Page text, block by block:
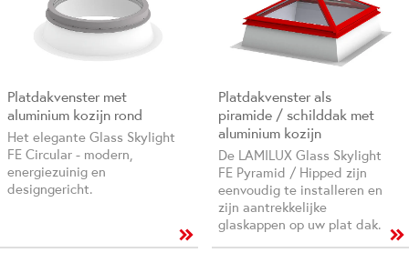
Platdakvenster met
aluminium kozijn rond
Het elegante Glass Skylight
FE Circular - modern,
energiezuinig en
designgericht.
Platdakvenster als
piramide / schilddak met
aluminium kozijn
De LAMILUX Glass Skylight
FE Pyramid / Hipped zijn
eenvoudig te installeren en
zijn aantrekkelijke
glaskappen op uw plat dak.